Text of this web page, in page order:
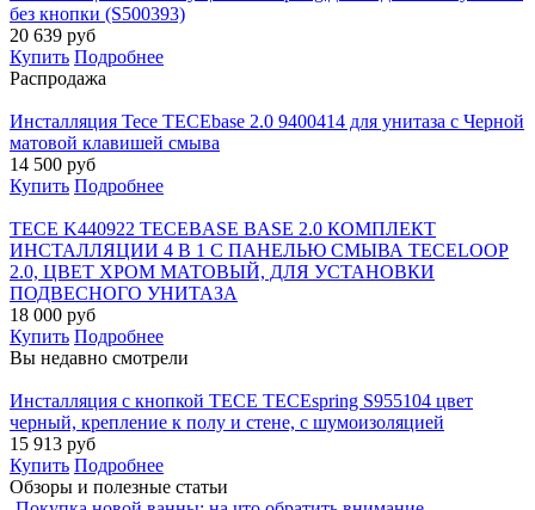
без кнопки (S500393)
20 639 руб
Купить Подробнее
Распродажа
Инсталляция Tece TECEbase 2.0 9400414 для унитаза с Черной
матовой клавишей смыва
14 500 руб
Купить Подробнее
TECE K440922 TECEBASE BASE 2.0 КОМПЛЕКТ
ИНСТАЛЛЯЦИИ 4 В 1 С ПАНЕЛЬЮ СМЫВА ТЕСЕLOOP
2.0, ЦВЕТ ХРОМ МАТОВЫЙ, ДЛЯ УСТАНОВКИ
ПОДВЕСНОГО УНИТАЗА
18 000 руб
Купить Подробнее
Вы недавно смотрели
Инсталляция с кнопкой TECE TECEspring S955104 цвет
черный, крепление к полу и стене, с шумоизоляцией
15 913 руб
Купить Подробнее
Обзоры и полезные статьи